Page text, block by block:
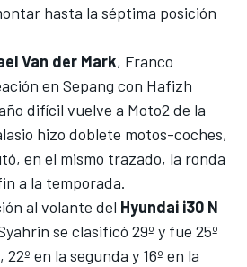
hasta la séptima posición
Van der Mark, Franco
en Sepang con Hafizh
difícil vuelve a Moto2 de la
hizo doblete motos-coches,
en el mismo trazado, la ronda
a la temporada.
al volante del Hyundai i30 N
se clasificó 29º y fue 25º
en la segunda y 16º en la